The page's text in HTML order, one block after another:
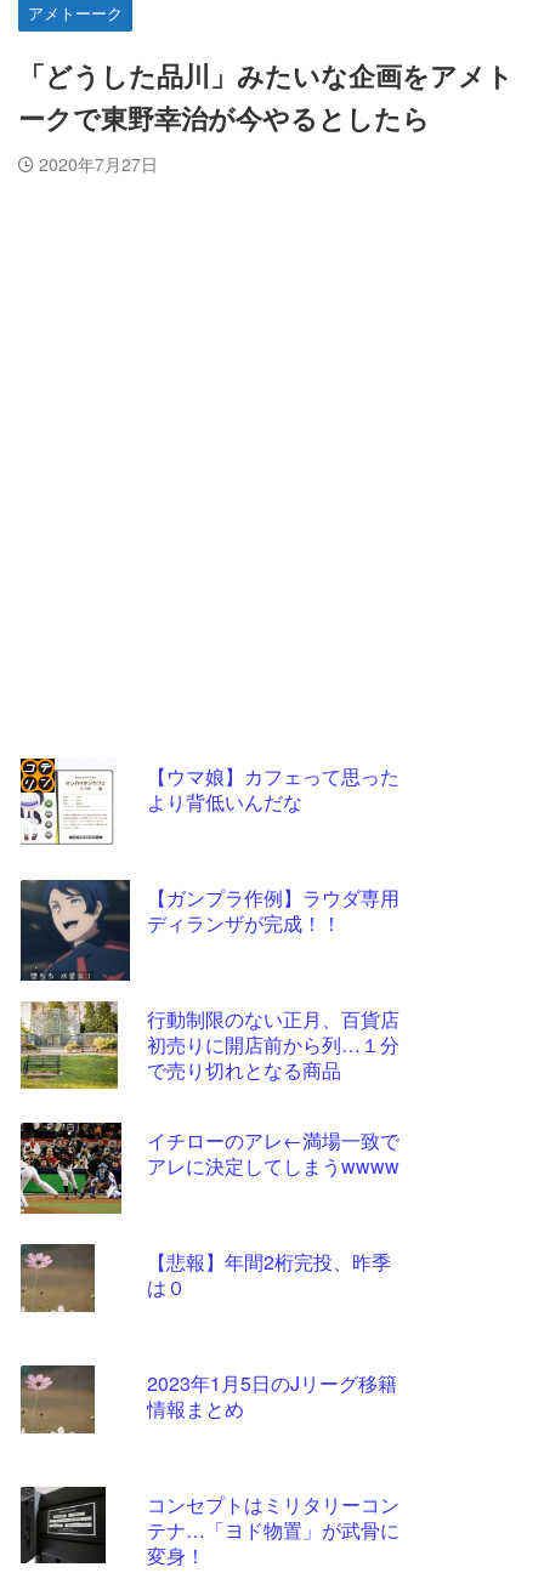
アメトーーク
「どうした品川」みたいな企画をアメト
ークで東野幸治が今やるとしたら
2020年7月27日
【ウマ娘】カフェって思った
より背低いんだな
【ガンプラ作例】ラウダ専用
ディランザが完成！！
行動制限のない正月、百貨店
初売りに開店前から列…１分
で売り切れとなる商品
イチローのアレ←満場一致で
アレに決定してしまうwwww
【悲報】年間2桁完投、昨季
は０
2023年1月5日のJリーグ移籍
情報まとめ
コンセプトはミリタリーコン
テナ…「ヨド物置」が武骨に
変身！
コテ
リン
- 固
定リ
自動
更新
ツー
ル